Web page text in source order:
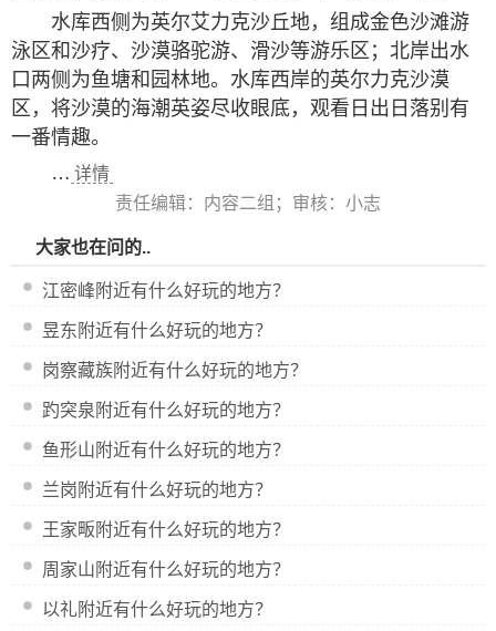
水库西侧为英尔艾力克沙丘地，组成金色沙滩游
泳区和沙疗、沙漠骆驼游、滑沙等游乐区；北岸出水
口两侧为鱼塘和园林地。水库西岸的英尔力克沙漠
区，将沙漠的海潮英姿尽收眼底，观看日出日落别有
一番情趣。
… 详情
责任编辑：内容二组；审核：小志
大家也在问的..
江密峰附近有什么好玩的地方？
昱东附近有什么好玩的地方？
岗察藏族附近有什么好玩的地方？
趵突泉附近有什么好玩的地方？
鱼形山附近有什么好玩的地方？
兰岗附近有什么好玩的地方？
王家畈附近有什么好玩的地方？
周家山附近有什么好玩的地方？
以礼附近有什么好玩的地方？